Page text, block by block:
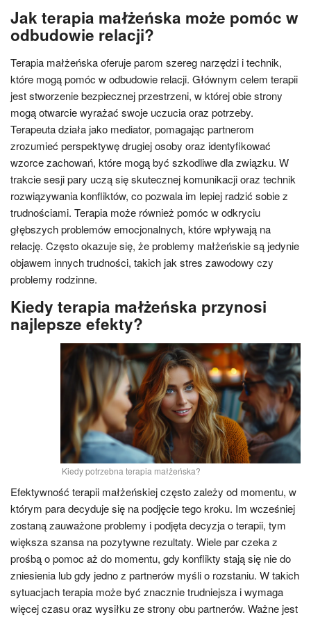
Jak terapia małżeńska może pomóc w
odbudowie relacji?
Terapia małżeńska oferuje parom szereg narzędzi i technik,
które mogą pomóc w odbudowie relacji. Głównym celem terapii
jest stworzenie bezpiecznej przestrzeni, w której obie strony
mogą otwarcie wyrażać swoje uczucia oraz potrzeby.
Terapeuta działa jako mediator, pomagając partnerom
zrozumieć perspektywę drugiej osoby oraz identyfikować
wzorce zachowań, które mogą być szkodliwe dla związku. W
trakcie sesji pary uczą się skutecznej komunikacji oraz technik
rozwiązywania konfliktów, co pozwala im lepiej radzić sobie z
trudnościami. Terapia może również pomóc w odkryciu
głębszych problemów emocjonalnych, które wpływają na
relację. Często okazuje się, że problemy małżeńskie są jedynie
objawem innych trudności, takich jak stres zawodowy czy
problemy rodzinne.
Kiedy terapia małżeńska przynosi
najlepsze efekty?
Kiedy potrzebna terapia małżeńska?
Efektywność terapii małżeńskiej często zależy od momentu, w
którym para decyduje się na podjęcie tego kroku. Im wcześniej
zostaną zauważone problemy i podjęta decyzja o terapii, tym
większa szansa na pozytywne rezultaty. Wiele par czeka z
prośbą o pomoc aż do momentu, gdy konflikty stają się nie do
zniesienia lub gdy jedno z partnerów myśli o rozstaniu. W takich
sytuacjach terapia może być znacznie trudniejsza i wymaga
więcej czasu oraz wysiłku ze strony obu partnerów. Ważne jest